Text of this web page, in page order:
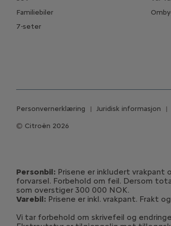
Familiebiler
7-seter
Citroën 2026
Personvernerklæring Juridisk informasjon
Personbil: Prisene er inkludert vrakpant
forvarsel. Forbehold om feil. Dersom
som overstiger 300 000 NOK.
Varebil: Prisene er inkl. vrakpant. Frakt
Vi tar forbehold om skrivefeil og